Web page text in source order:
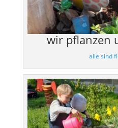
wir pflanzen
alle sind